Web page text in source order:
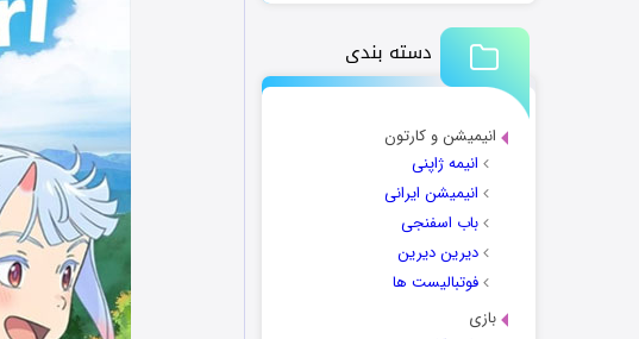
دسته بندی
انیمیشن و کارتون
انیمه ژاپنی
انیمیشن ایرانی
باب اسفنجی
دیرین دیرین
فوتبالیست ها
بازی